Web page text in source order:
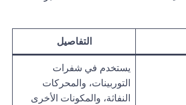
التفاصيل
يستخدم في شفرات
التوربينات، والمحركات
النفاثة، والمكونات الأخرى